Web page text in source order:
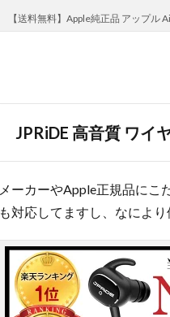
【送料無料】Apple純正品 アップル
JPRiDE 高音質 ワイ
メーカーやApple正規品にこ
も対応してますし、なによ